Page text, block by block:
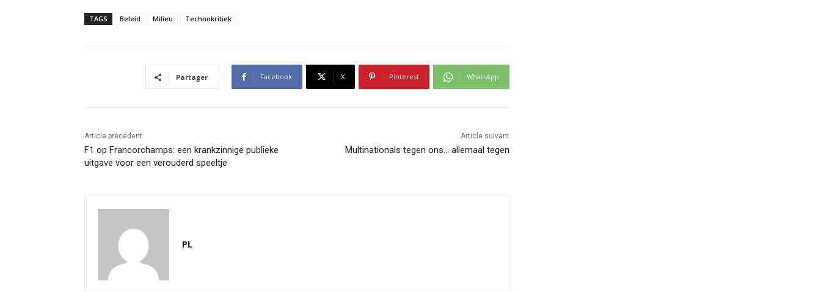
TAGS Beleid Milieu Technokritiek
Partager Facebook X Pinterest WhatsApp
Article précédent
F1 op Francorchamps: een krankzinnige publieke
uitgave voor een verouderd speeltje
Article suivant
Multinationals tegen ons… allemaal tegen
PL